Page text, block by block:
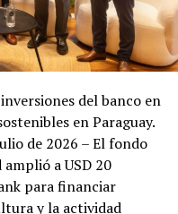
del banco en
en Paraguay.
de 2026 – El fondo
a USD 20
para financiar
y la actividad